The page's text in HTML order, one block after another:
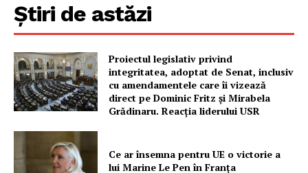
Știri de astăzi
Proiectul legislativ privind
integritatea, adoptat de Senat, inclusiv
cu amendamentele care îi vizează
direct pe Dominic Fritz și Mirabela
Grădinaru. Reacția liderului USR
Ce ar însemna pentru UE o victorie a
lui Marine Le Pen în Franța